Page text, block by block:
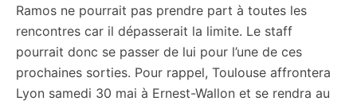
Ramos ne pourrait pas prendre part à toutes les
rencontres car il dépasserait la limite. Le staff
pourrait donc se passer de lui pour l’une de ces
prochaines sorties. Pour rappel, Toulouse affrontera
Lyon samedi 30 mai à Ernest-Wallon et se rendra au